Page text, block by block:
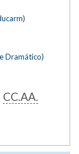
Dramático)
CC.AA.